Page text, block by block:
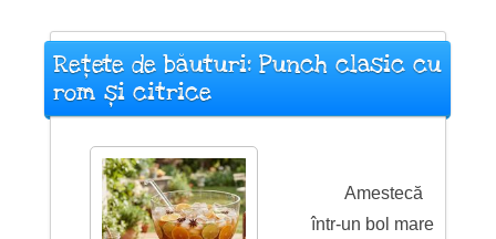
Rețete de băuturi: Punch clasic cu
rom și citrice
Amestecă
într-un bol mare